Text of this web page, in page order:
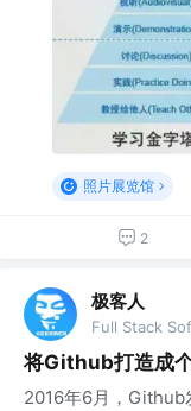
照片展览馆
2
极客人
将Github打造成
2016年6月，